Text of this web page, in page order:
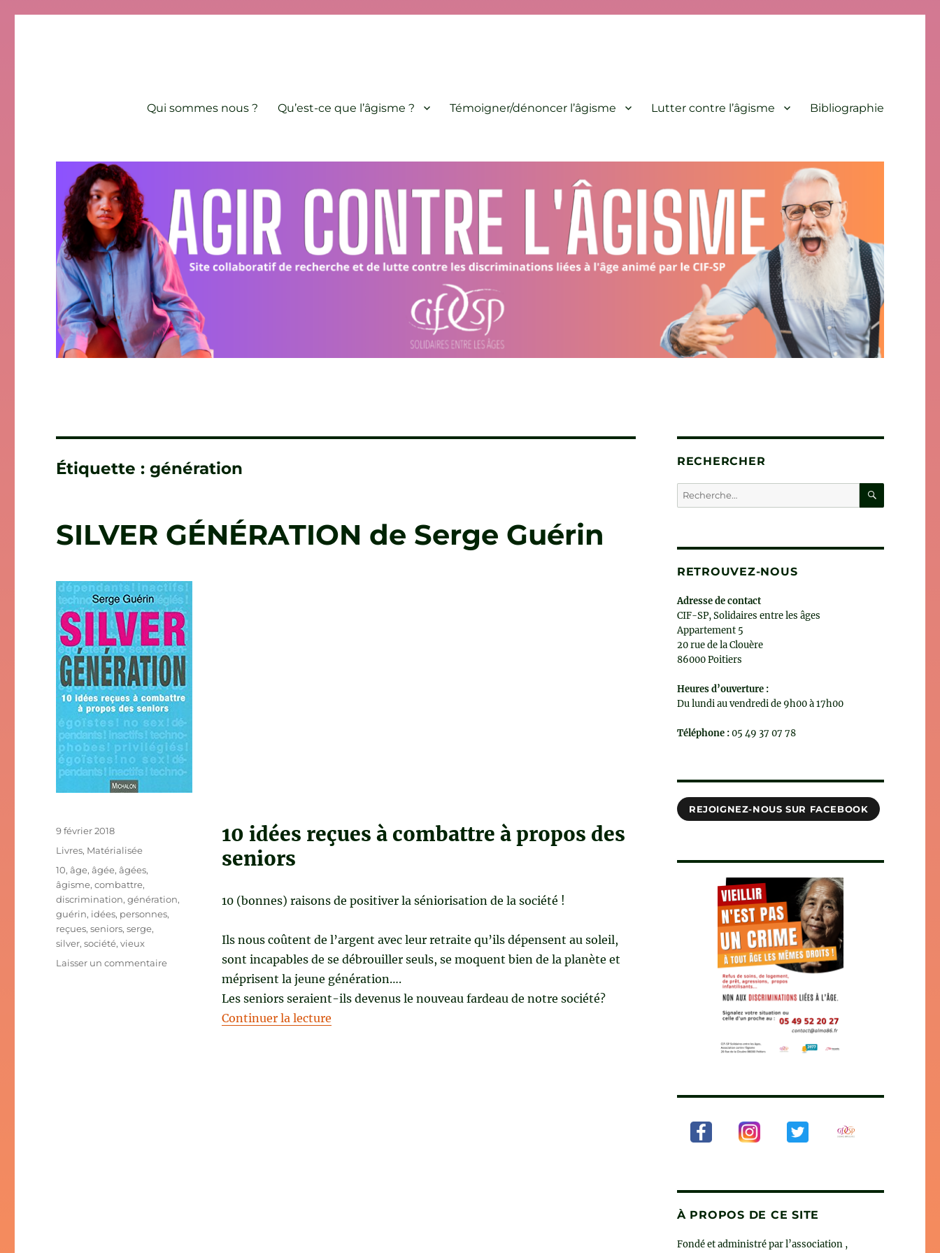
Qui sommes nous ? Qu’est-ce que l’âgisme ? Témoigner/dénoncer l’âgisme Lutter contre l’âgisme Bibliographie
Étiquette :génération
SILVER GÉNÉRATION de Serge Guérin
10 idées reçues à combattre à propos des
seniors
10 (bonnes) raisons de positiver la séniorisation de la société !
Ils nous coûtent de l’argent avec leur retraite qu’ils dépensent au soleil,
sont incapables de se débrouiller seuls, se moquent bien de la planète et
méprisent la jeune génération….
Les seniors seraient-ils devenus le nouveau fardeau de notre société?
Continuer la lecturede « SILVER GÉNÉRATION de Serge Guérin »
Publié
le
9 février 2018
Catégories
Livres, Matérialisée
Étiquettes
10,âge,âgée,âgées,
âgisme,combattre,
discrimination,génération,
guérin, idées, personnes,
reçues,seniors,serge,
silver,société,vieux
Laisser un commentairesur
RECHERCHER
Recherche
pour :
RETROUVEZ-NOUS
Adresse de contact
CIF-SP, Solidaires entre les âges
Appartement 5
20 rue de la Clouère
86000 Poitiers
Heures d’ouverture :
Du lundi au vendredi de 9h00 à 17h00
Téléphone :05 49 37 07 78
REJOIGNEZ-NOUS SUR FACEBOOK
À PROPOS DE CE SITE
Fondé et administré par l’association ,